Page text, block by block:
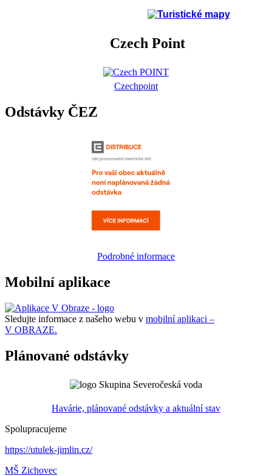
Czech Point
Czechpoint
Odstávky ČEZ
Podrobné informace
Mobilní aplikace
Sledujte informace z našeho webu v mobilní aplikaci –
V OBRAZE.
Plánované odstávky
Havárie, plánované odstávky a aktuální stav
Spolupracujeme
https://utulek-jimlin.cz/
MŠ Zichovec